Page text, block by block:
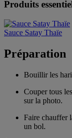
Produits
Sauce Satay Thaïe
Préparation
Bouillir les
Couper tous
sur la photo.
Faire chauffer
un bol.